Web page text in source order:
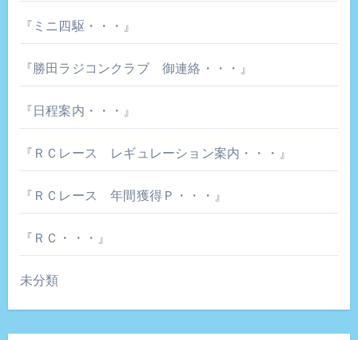
『ミニ四駆・・・』
『勝田ラジコンクラブ 御連絡・・・』
『日程案内・・・』
『ＲＣレース レギュレーション案内・・・』
『ＲＣレース 年間獲得Ｐ・・・』
『ＲＣ・・・』
未分類